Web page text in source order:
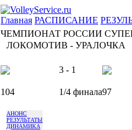
Главная РАСПИСАНИЕ
ЧЕМПИОНАТ РОССИИ
ЛОКОМОТИВ - УРАЛОЧКА
3 - 1
104 1/4 финала97
АНОНС
РЕЗУЛЬТАТЫ
ДИНАМИКА